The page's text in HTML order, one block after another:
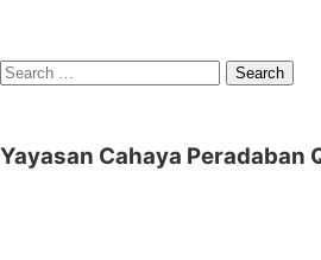
Search
Yayasan Cahaya Peradaban